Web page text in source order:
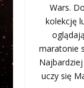
Wars.
kolekcję
maratonie
uczy się